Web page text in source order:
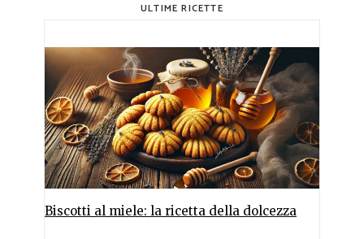
ULTIME RICETTE
Biscotti al miele: la ricetta della dolcezza